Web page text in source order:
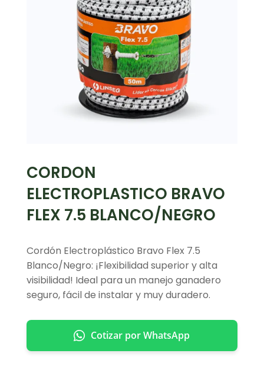
CORDON
ELECTROPLASTICO BRAVO
FLEX 7.5 BLANCO/NEGRO
Cordón Electroplástico Bravo Flex 7.5
Blanco/Negro: ¡Flexibilidad superior y alta
visibilidad! Ideal para un manejo ganadero
seguro, fácil de instalar y muy duradero.
Cotizar por WhatsApp